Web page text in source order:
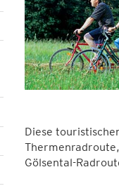
Diese
Gölsental-